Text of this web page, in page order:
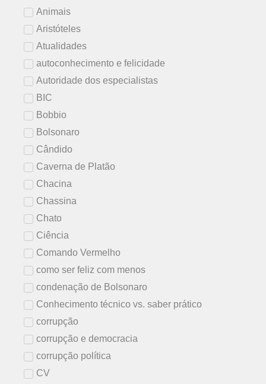
Animais
Aristóteles
Atualidades
autoconhecimento e felicidade
Autoridade dos especialistas
BIC
Bobbio
Bolsonaro
Cândido
Caverna de Platão
Chacina
Chassina
Chato
Ciência
Comando Vermelho
como ser feliz com menos
condenação de Bolsonaro
Conhecimento técnico vs. saber prático
corrupção
corrupção e democracia
corrupção política
CV